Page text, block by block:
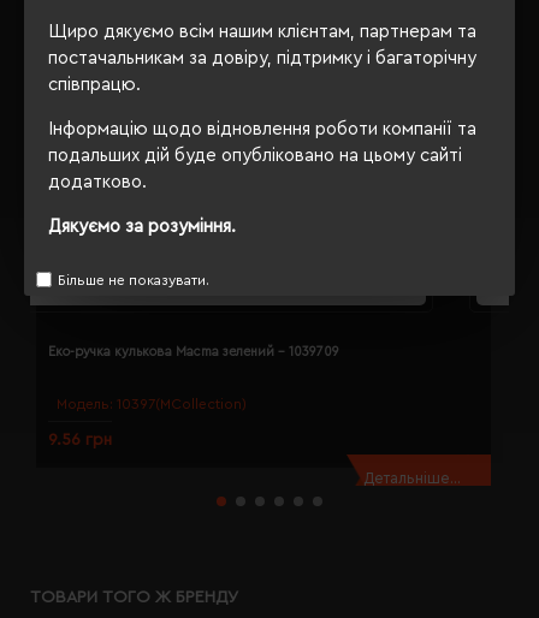
Щиро дякуємо всім нашим клієнтам, партнерам та
постачальникам за довіру, підтримку і багаторічну
співпрацю.
Інформацію щодо відновлення роботи компанії та
подальших дій буде опубліковано на цьому сайті
додатково.
Дякуємо за розуміння.
Більше не показувати.
Модель: 10397(MCollection)
Еко-ручка кулькова Macma зелений - 1039709
9.56 грн
Детальніше...
ТОВАРИ ТОГО Ж БРЕНДУ